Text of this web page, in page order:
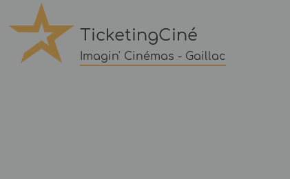
TicketingCiné
Imagin' Cinémas - Gaillac